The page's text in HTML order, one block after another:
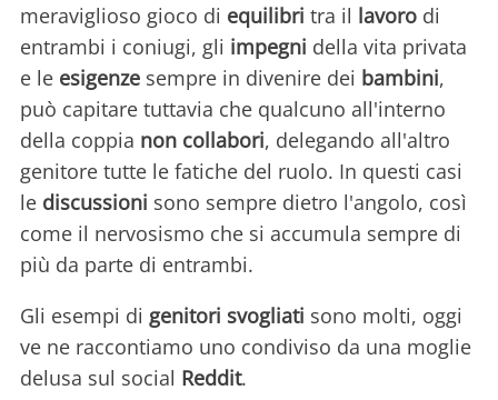
meraviglioso gioco di equilibri tra il lavoro di
entrambi i coniugi, gli impegni della vita privata
e le esigenze sempre in divenire dei bambini,
può capitare tuttavia che qualcuno all'interno
della coppia non collabori, delegando all'altro
genitore tutte le fatiche del ruolo. In questi casi
le discussioni sono sempre dietro l'angolo, così
come il nervosismo che si accumula sempre di
più da parte di entrambi.
Gli esempi di genitori svogliati sono molti, oggi
ve ne raccontiamo uno condiviso da una moglie
delusa sul social Reddit.